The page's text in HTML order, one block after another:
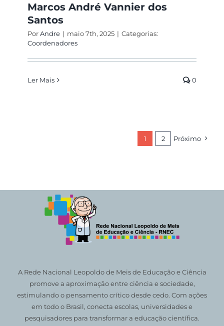
Marcos André Vannier dos
Santos
PorAndre | maio 7th, 2025 | Categorias:
Coordenadores
Ler Mais 0
1 2 Próximo
A Rede Nacional Leopoldo de Meis de Educação e Ciência
promove a aproximação entre ciência e sociedade,
estimulando o pensamento crítico desde cedo. Com ações
em todo o Brasil, conecta escolas, universidades e
pesquisadores para transformar a educação científica.